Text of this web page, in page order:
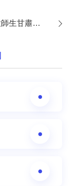
行走絲路大地，觸摸古今交融——港中大師生甘肅研學交流活動圓滿收官